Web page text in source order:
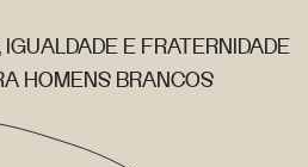
IGUALDADE E FRATERNIDADE
HOMENS BRANCOS